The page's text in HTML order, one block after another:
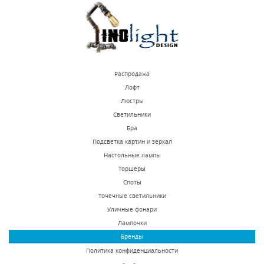
Распродажа
Лофт
Люстры
Светильники
Бра
Подсветка картин и зеркал
Настольные лампы
Торшеры
Споты
Точечные светильники
Уличные фонари
Лампочки
Бренды
Политика конфиденциальности